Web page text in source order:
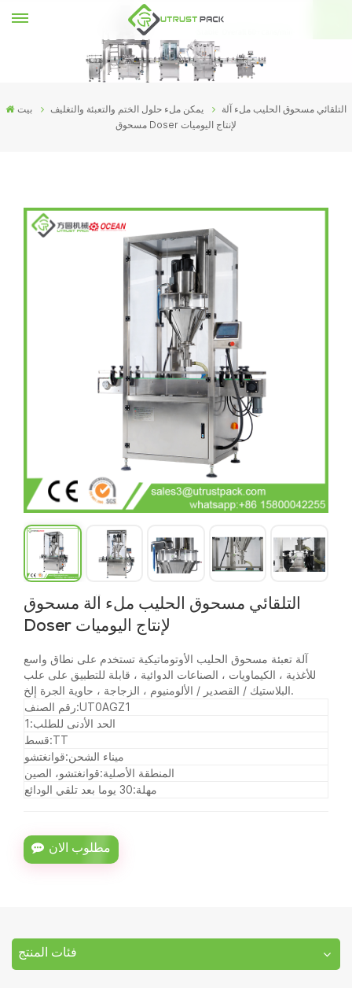
بيت يمكن ملء حلول الختم والتعبئة والتغليف
التلقائي مسحوق الحليب ملء آلة
مسحوق Doser لإنتاج اليوميات
التلقائي مسحوق الحليب ملء آلة مسحوق
Doser لإنتاج اليوميات
آلة تعبئة مسحوق الحليب الأوتوماتيكية تستخدم على نطاق واسع
للأغذية ، الكيماويات ، الصناعات الدوائية ، قابلة للتطبيق على علب
البلاستيك / القصدير / الألومنيوم ، الزجاجة ، حاوية الجرة إلخ.
رقم الصنف:UT0AGZ1
الحد الأدنى للطلب:1
قسط:TT
ميناء الشحن:قوانغتشو
المنطقة الأصلية:قوانغتشو، الصين
مهلة:30 يوما بعد تلقي الودائع
مطلوب الان
فئات المنتج